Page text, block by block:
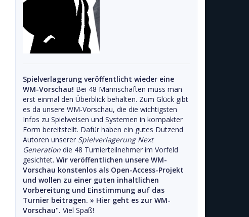
Spielverlagerung veröffentlicht wieder eine
WM-Vorschau! Bei 48 Mannschaften muss man
erst einmal den Überblick behalten. Zum Glück gibt
es da unsere WM-Vorschau, die die wichtigsten
Infos zu Spielweisen und Systemen in kompakter
Form bereitstellt. Dafür haben ein gutes Dutzend
Autoren unserer Spielverlagerung Next
Generation die 48 Turnierteilnehmer im Vorfeld
gesichtet. Wir veröffentlichen unsere WM-
Vorschau konstenlos als Open-Access-Projekt
und wollen zu einer guten inhaltlichen
Vorbereitung und Einstimmung auf das
Turnier beitragen. » Hier geht es zur WM-
Vorschau". Viel Spaß!